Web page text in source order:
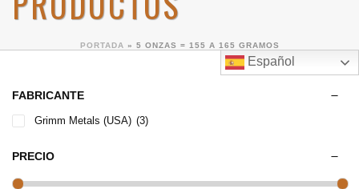
PORTADA » 5 ONZAS = 155 A 165 GRAMOS
Español
FABRICANTE
Grimm Metals (USA) (3)
PRECIO